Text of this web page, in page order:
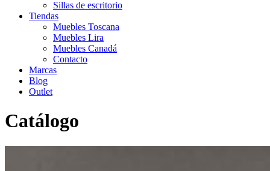
Sillas de escritorio
Tiendas
Muebles Toscana
Muebles Lira
Muebles Canadá
Contacto
Marcas
Blog
Outlet
Catálogo